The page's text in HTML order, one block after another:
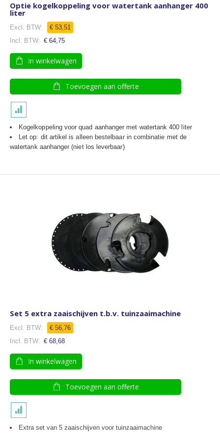
Optie kogelkoppeling voor watertank aanhanger 400
liter
€ 53,51
€ 64,75
In winkelwagen
Toevoegen aan offerte
Kogelkoppeling voor quad aanhanger met watertank 400 liter
Let op: dit artikel is alleen bestelbaar in combinatie met de
watertank aanhanger (niet los leverbaar)
Set 5 extra zaaischijven t.b.v. tuinzaaimachine
€ 56,76
€ 68,68
In winkelwagen
Toevoegen aan offerte
Extra set van 5 zaaischijven voor tuinzaaimachine